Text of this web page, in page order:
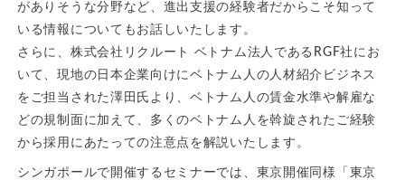
がありそうな分野など、進出支援の経験者だからこそ知って
いる情報についてもお話しいたします。
さらに、株式会社リクルート ベトナム法人であるRGF社にお
いて、現地の日本企業向けにベトナム人の人材紹介ビジネス
をご担当された澤田氏より、ベトナム人の賃金水準や解雇な
どの規制面に加えて、多くのベトナム人を斡旋されたご経験
から採用にあたっての注意点を解説いたします。
シンガポールで開催するセミナーでは、東京開催同様「東京